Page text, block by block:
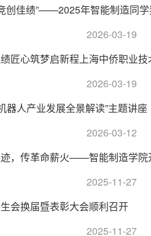
创佳绩”——2025年智能制造同
2026-03-19
匠心筑梦启新程上海中侨职业
2026-03-19
器人产业发展全景解读”主题讲座
2026-03-12
迹，传革命薪火——智能制造学
2025-11-27
会换届暨表彰大会顺利召开
2025-11-27